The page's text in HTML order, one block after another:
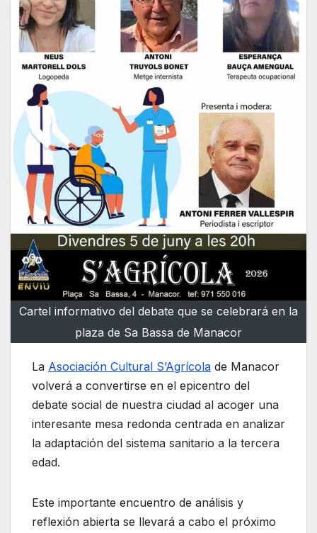
Cartel informativo del debate que se celebrará en la
plaza de Sa Bassa de Manacor
La Asociación Cultural S’Agrícola de Manacor
volverá a convertirse en el epicentro del
debate social de nuestra ciudad al acoger una
interesante mesa redonda centrada en analizar
la adaptación del sistema sanitario a la tercera
edad.
Este importante encuentro de análisis y
reflexión abierta se llevará a cabo el próximo